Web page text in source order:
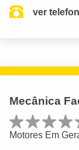
ver
Mecânica
Motores Em